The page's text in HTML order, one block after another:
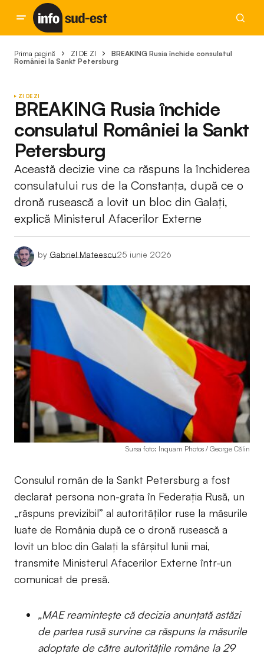
Prima pagină ZI DE ZI
BREAKING Rusia închide consulatul
României la Sankt Petersburg
ZI DE ZI
BREAKING Rusia închide
consulatul României la Sankt
Petersburg
Această decizie vine ca răspuns la închiderea
consulatului rus de la Constanța, după ce o
dronă rusească a lovit un bloc din Galați,
explică Ministerul Afacerilor Externe
by Gabriel Mateescu25 iunie 2026
Sursa foto: Inquam Photos / George Călin
Consulul român de la Sankt Petersburg a fost
declarat persona non-grata în Federația Rusă, un
„răspuns previzibil” al autorităților ruse la măsurile
luate de România după ce o dronă rusească a
lovit un bloc din Galați la sfârșitul lunii mai,
transmite Ministerul Afacerilor Externe într-un
comunicat de presă.
„MAE reamintește că decizia anunțată astăzi
de partea rusă survine ca răspuns la măsurile
adoptate de către autoritățile române la 29